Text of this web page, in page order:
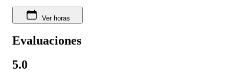
Ver horas
Evaluaciones
5.0